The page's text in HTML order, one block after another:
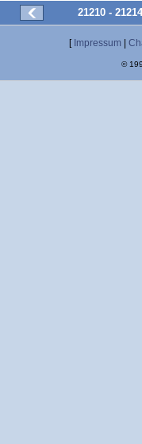
21210 -
[ Impressum
©